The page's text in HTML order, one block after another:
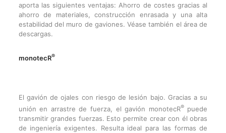
aporta las siguientes ventajas: Ahorro de costes gracias al
ahorro de materiales, construcción enrasada y una alta
estabilidad del muro de gaviones. Véase también el área de
descargas.
monotecR®
El gavión de ojales con riesgo de lesión bajo. Gracias a su
unión en arrastre de fuerza, el gavión monotecR®puede
transmitir grandes fuerzas. Esto permite crear con él obras
de ingeniería exigentes. Resulta ideal para las formas de